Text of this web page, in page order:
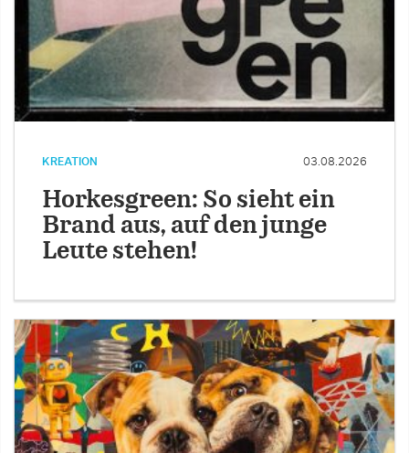
KREATION 03.08.2026
Horkesgreen: So sieht ein
Brand aus, auf den junge
Leute stehen!